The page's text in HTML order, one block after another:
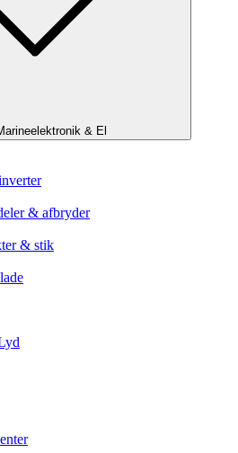
& El
& afbryder
& stik